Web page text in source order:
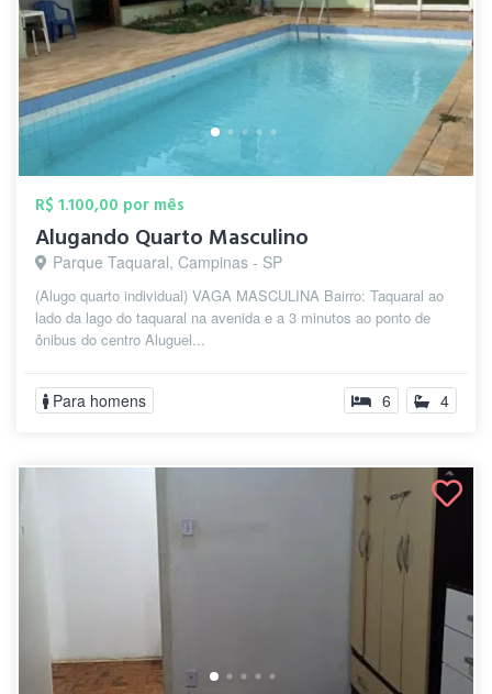
R$ 1.100,00 por mês
Alugando Quarto Masculino
Parque Taquaral, Campinas - SP
(Alugo quarto individual) VAGA MASCULINA Bairro: Taquaral ao
lado da lago do taquaral na avenida e a 3 minutos ao ponto de
ônibus do centro Aluguel...
Para homens 6 4